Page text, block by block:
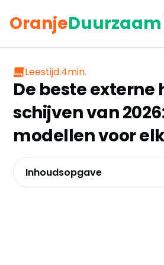
OranjeDuurzaam
Leestijd:4min.
De beste externe
schijven van
modellen voor
Inhoudsopgave